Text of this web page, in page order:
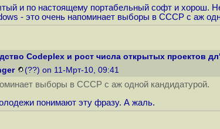
и по настоящему портабельный софт и хорош.
- это очень напоминает выборы в СССР с аж
Codeplex и рост числа открытых проектов
(??) on 11-Мрт-10, 09:41
выборы в СССР с аж одной кандидатурой.
понимают эту фразу. А жаль.